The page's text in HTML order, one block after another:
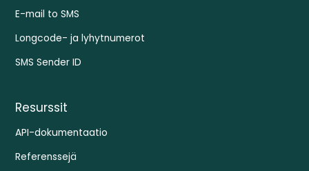
E-mail to SMS
Longcode- ja lyhytnumerot
SMS Sender ID
Resurssit
API-dokumentaatio
Referenssejä